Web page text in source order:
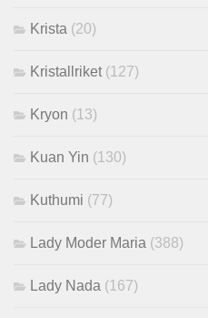
Krista (20)
Kristallriket (127)
Kryon (13)
Kuan Yin (130)
Kuthumi (77)
Lady Moder Maria (388)
Lady Nada (167)